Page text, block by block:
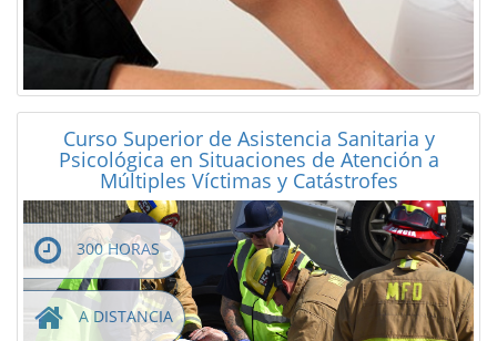
Curso Superior de Asistencia Sanitaria y
Psicológica en Situaciones de Atención a
Múltiples Víctimas y Catástrofes
300 HORAS
A DISTANCIA